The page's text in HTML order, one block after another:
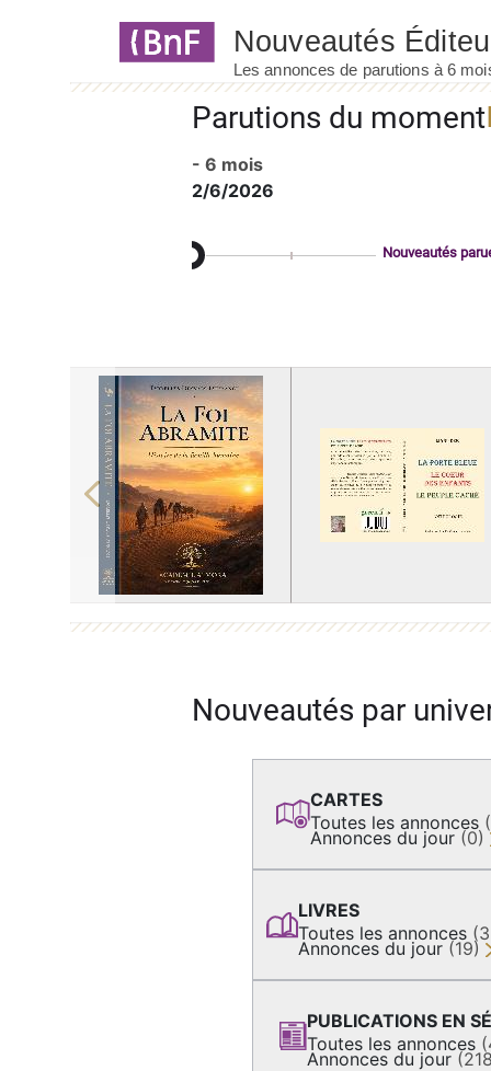
Parutions du moment
- 6 mois
2/6/2026
Nouveautés
Previous
Nouveautés par
CARTES
Toutes les annonces
Annonces du jour (0)
LIVRES
Toutes les annonces
Annonces du jour (19)
PUBLICATIONS EN
Toutes les annonces
Annonces du jour